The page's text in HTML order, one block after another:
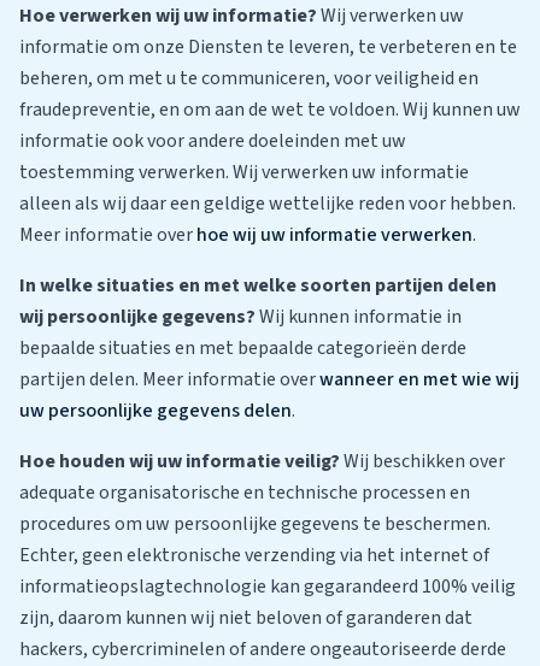
Hoe verwerken wij uw informatie?Wij verwerken uw
informatie om onze Diensten te leveren, te verbeteren en te
beheren, om met u te communiceren, voor veiligheid en
fraudepreventie, en om aan de wet te voldoen. Wij kunnen uw
informatie ook voor andere doeleinden met uw
toestemming verwerken. Wij verwerken uw informatie
alleen als wij daar een geldige wettelijke reden voor hebben.
Meer informatie overhoe wij uw informatie verwerken.
In welke situaties en met welke soorten partijen delen
wij persoonlijke gegevens?Wij kunnen informatie in
bepaalde situaties en met bepaalde categorieën derde
partijen delen. Meer informatie overwanneer en met wie wij
uw persoonlijke gegevens delen.
Hoe houden wij uw informatie veilig?Wij beschikken over
adequate organisatorische en technische processen en
procedures om uw persoonlijke gegevens te beschermen.
Echter, geen elektronische verzending via het internet of
informatieopslagtechnologie kan gegarandeerd 100% veilig
zijn, daarom kunnen wij niet beloven of garanderen dat
hackers, cybercriminelen of andere ongeautoriseerde derde